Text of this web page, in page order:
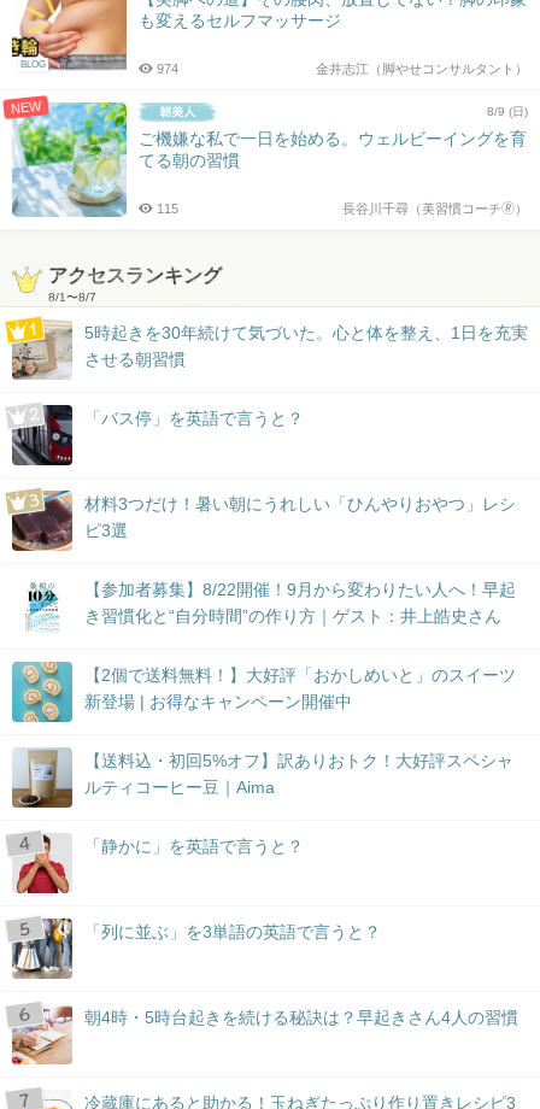
BLOG
も変えるセルフマッサージ
金井志江（脚やせコンサルタント）
974
NEW 8/9 (日)
ご機嫌な私で一日を始める。ウェルビーイングを育
てる朝の習慣
長谷川千尋（美習慣コーチ🄬）
115
アクセスランキング
8/1〜8/7
5時起きを30年続けて気づいた。心と体を整え、1日を充実
させる朝習慣
「バス停」を英語で言うと？
材料3つだけ！暑い朝にうれしい「ひんやりおやつ」レシ
ピ3選
【参加者募集】8/22開催！9月から変わりたい人へ！早起
き習慣化と“自分時間”の作り方｜ゲスト：井上皓史さん
【2個で送料無料！】大好評「おかしめいと」のスイーツ
新登場 | お得なキャンペーン開催中
【送料込・初回5%オフ】訳ありおトク！大好評スペシャ
ルティコーヒー豆｜Aima
「静かに」を英語で言うと？
「列に並ぶ」を3単語の英語で言うと？
朝4時・5時台起きを続ける秘訣は？早起きさん4人の習慣
冷蔵庫にあると助かる！玉ねぎたっぷり作り置きレシピ3